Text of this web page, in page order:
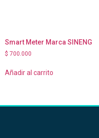
Smart Meter Marca SINENG
$ 700.000
Añadir al carrito